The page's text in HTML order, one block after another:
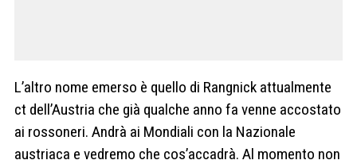
L’altro nome emerso è quello di Rangnick attualmente
ct dell’Austria che già qualche anno fa venne accostato
ai rossoneri. Andrà ai Mondiali con la Nazionale
austriaca e vedremo che cos’accadrà. Al momento non